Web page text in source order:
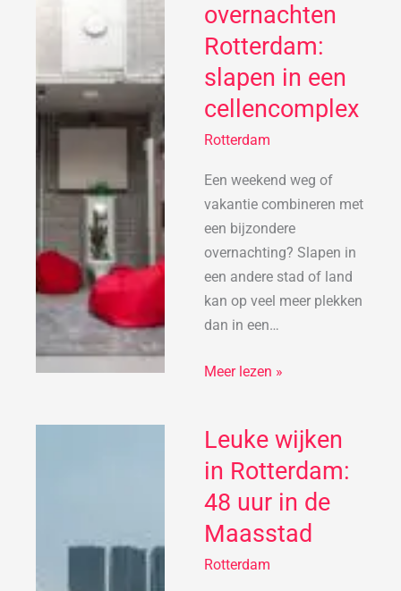
overnachten
Rotterdam:
slapen in een
cellencomplex
Rotterdam
Een weekend weg of
vakantie combineren met
een bijzondere
overnachting? Slapen in
een andere stad of land
kan op veel meer plekken
dan in een…
Rotterdam:
slapen
in
een
Meer lezen »
Leuke wijken
in Rotterdam:
48 uur in de
Maasstad
Rotterdam
Leuke
wijken
in
Rotterdam:
48
uur